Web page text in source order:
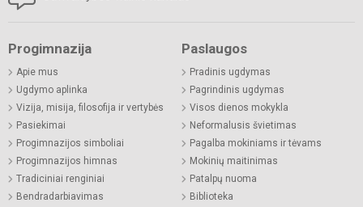
Progimnazija
Apie mus
Ugdymo aplinka
Vizija, misija, filosofija ir vertybės
Pasiekimai
Progimnazijos simboliai
Progimnazijos himnas
Tradiciniai renginiai
Bendradarbiavimas
Paslaugos
Pradinis ugdymas
Pagrindinis ugdymas
Visos dienos mokykla
Neformalusis švietimas
Pagalba mokiniams ir tėvams
Mokinių maitinimas
Patalpų nuoma
Biblioteka